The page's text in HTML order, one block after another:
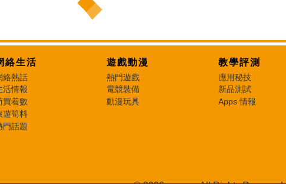
絡生活
絡熱話
活情報
買着數
遊筍料
門話題
遊戲動漫
熱門遊戲
電競裝備
動漫玩具
教學評測
應用秘技
新品測試
Apps 情報